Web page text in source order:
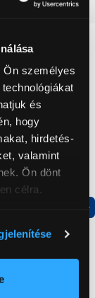
Ön személyes
és
hogy
hirdetés-
valamint
Ön dönt
célra.
konkrét